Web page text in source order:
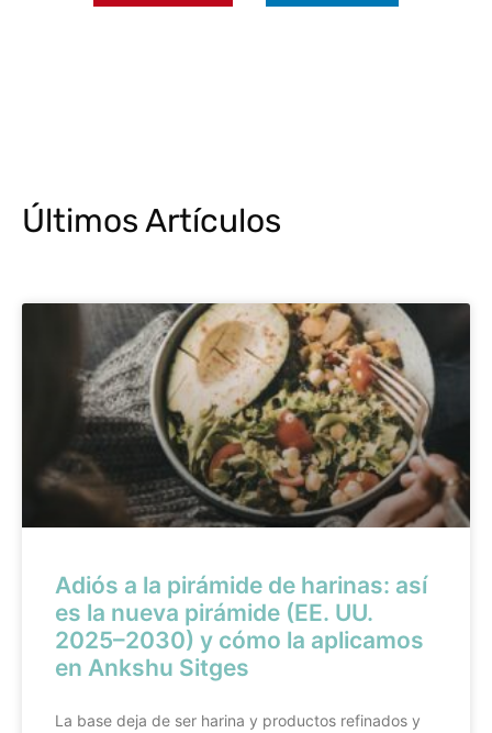
Últimos Artículos
Adiós a la pirámide de harinas: así
es la nueva pirámide (EE. UU.
2025–2030) y cómo la aplicamos
en Ankshu Sitges
La base deja de ser harina y productos refinados y